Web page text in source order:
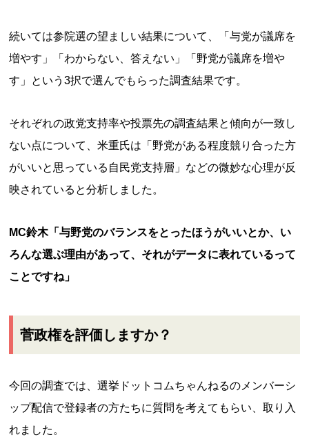
続いては参院選の望ましい結果について、「与党が議席を
増やす」「わからない、答えない」「野党が議席を増や
す」という3択で選んでもらった調査結果です。
それぞれの政党支持率や投票先の調査結果と傾向が一致し
ない点について、米重氏は「野党がある程度競り合った方
がいいと思っている自民党支持層」などの微妙な心理が反
映されていると分析しました。
MC鈴木「与野党のバランスをとったほうがいいとか、い
ろんな選ぶ理由があって、それがデータに表れているって
ことですね」
菅政権を評価しますか？
今回の調査では、選挙ドットコムちゃんねるのメンバーシ
ップ配信で登録者の方たちに質問を考えてもらい、取り入
れました。